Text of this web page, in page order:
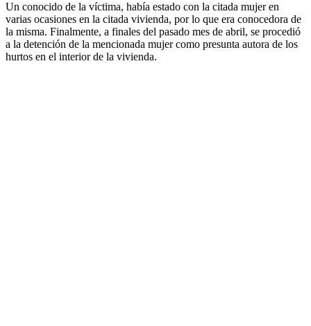
Un conocido de la víctima, había estado con la citada mujer en
varias ocasiones en la citada vivienda, por lo que era conocedora de
la misma. Finalmente, a finales del pasado mes de abril, se procedió
a la detención de la mencionada mujer como presunta autora de los
hurtos en el interior de la vivienda.